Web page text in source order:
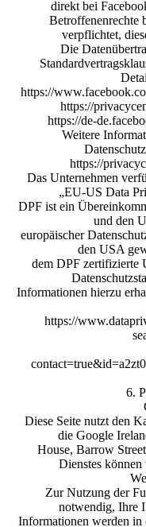
direkt bei
Betroffenenrechte
verpflichtet,
Die
https://
https://
https://de-
Weitere
https://
Das Unternehmen
„EU-US Data
DPF ist ein
und den
europäischer
den USA
dem DPF zertifizierte
Informationen hierzu
https://
6.
Diese Seite nutzt den
die Google
House, Barrow
Dienstes
Zur Nutzung der
notwendig, Ihre
Informationen werden in